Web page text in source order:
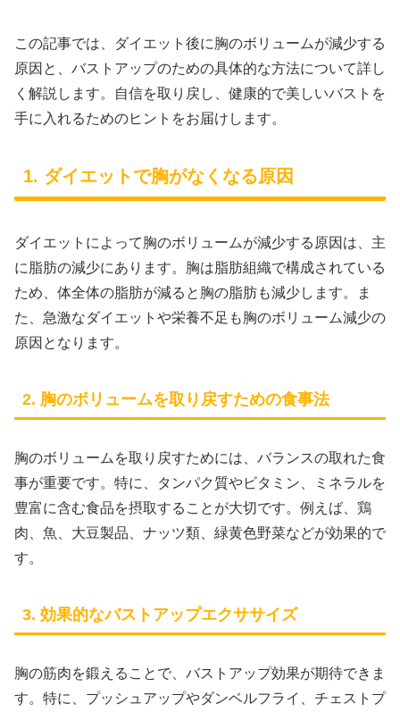
この記事では、ダイエット後に胸のボリュームが減少する
原因と、バストアップのための具体的な方法について詳し
く解説します。自信を取り戻し、健康的で美しいバストを
手に入れるためのヒントをお届けします。
1. ダイエットで胸がなくなる原因
ダイエットによって胸のボリュームが減少する原因は、主
に脂肪の減少にあります。胸は脂肪組織で構成されている
ため、体全体の脂肪が減ると胸の脂肪も減少します。ま
た、急激なダイエットや栄養不足も胸のボリューム減少の
原因となります。
2. 胸のボリュームを取り戻すための食事法
胸のボリュームを取り戻すためには、バランスの取れた食
事が重要です。特に、タンパク質やビタミン、ミネラルを
豊富に含む食品を摂取することが大切です。例えば、鶏
肉、魚、大豆製品、ナッツ類、緑黄色野菜などが効果的で
す。
3. 効果的なバストアップエクササイズ
胸の筋肉を鍛えることで、バストアップ効果が期待できま
す。特に、プッシュアップやダンベルフライ、チェストプ